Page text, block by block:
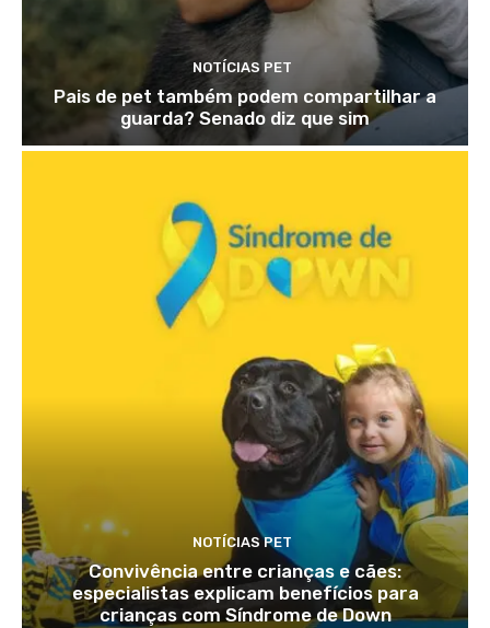
NOTÍCIAS PET
Pais de pet também podem compartilhar a
guarda? Senado diz que sim
NOTÍCIAS PET
Convivência entre crianças e cães:
especialistas explicam benefícios para
crianças com Síndrome de Down